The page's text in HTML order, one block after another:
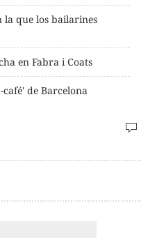
la que los bailarines
en Fabra i Coats
de Barcelona